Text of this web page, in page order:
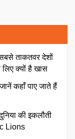
ताकतवर देशों
क्यों है खास
कहाँ पाए जाते हैं
की इकलौती
Lions